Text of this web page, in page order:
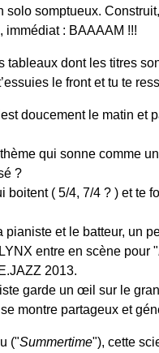
solo somptueux.
: BAAAAM !!!
tableaux dont les titres
le front et tu te
doucement le matin et
qui sonne comme
?
boitent ( 5/4, 7/4 ? ) et te
pianiste et le batteur, un
entre en scène pour "
2013.
garde un œil sur le
montre partageux et
("Summertime"), cette